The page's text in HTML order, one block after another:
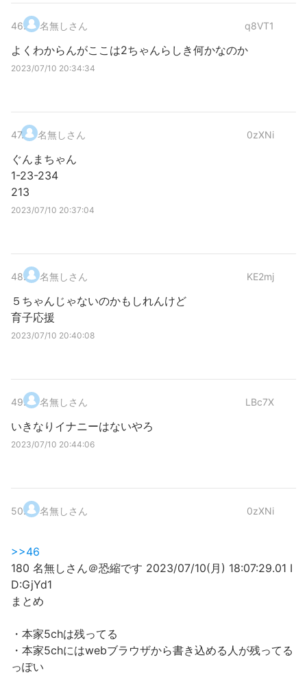
46. 名無しさん q8VT1
よくわからんがここは2ちゃんらしき何かなのか
2023/07/10 20:34:34
47. 名無しさん 0zXNi
ぐんまちゃん
1-23-234
213
2023/07/10 20:37:04
48. 名無しさん KE2mj
５ちゃんじゃないのかもしれんけど
育子応援
2023/07/10 20:40:08
49. 名無しさん LBc7X
いきなりイナニーはないやろ
2023/07/10 20:44:06
50. 名無しさん 0zXNi
>>46
180 名無しさん＠恐縮です 2023/07/10(月) 18:07:29.01 I
D:GjYd1
まとめ
・本家5chは残ってる
・本家5chにはwebブラウザから書き込める人が残ってる
っぽい